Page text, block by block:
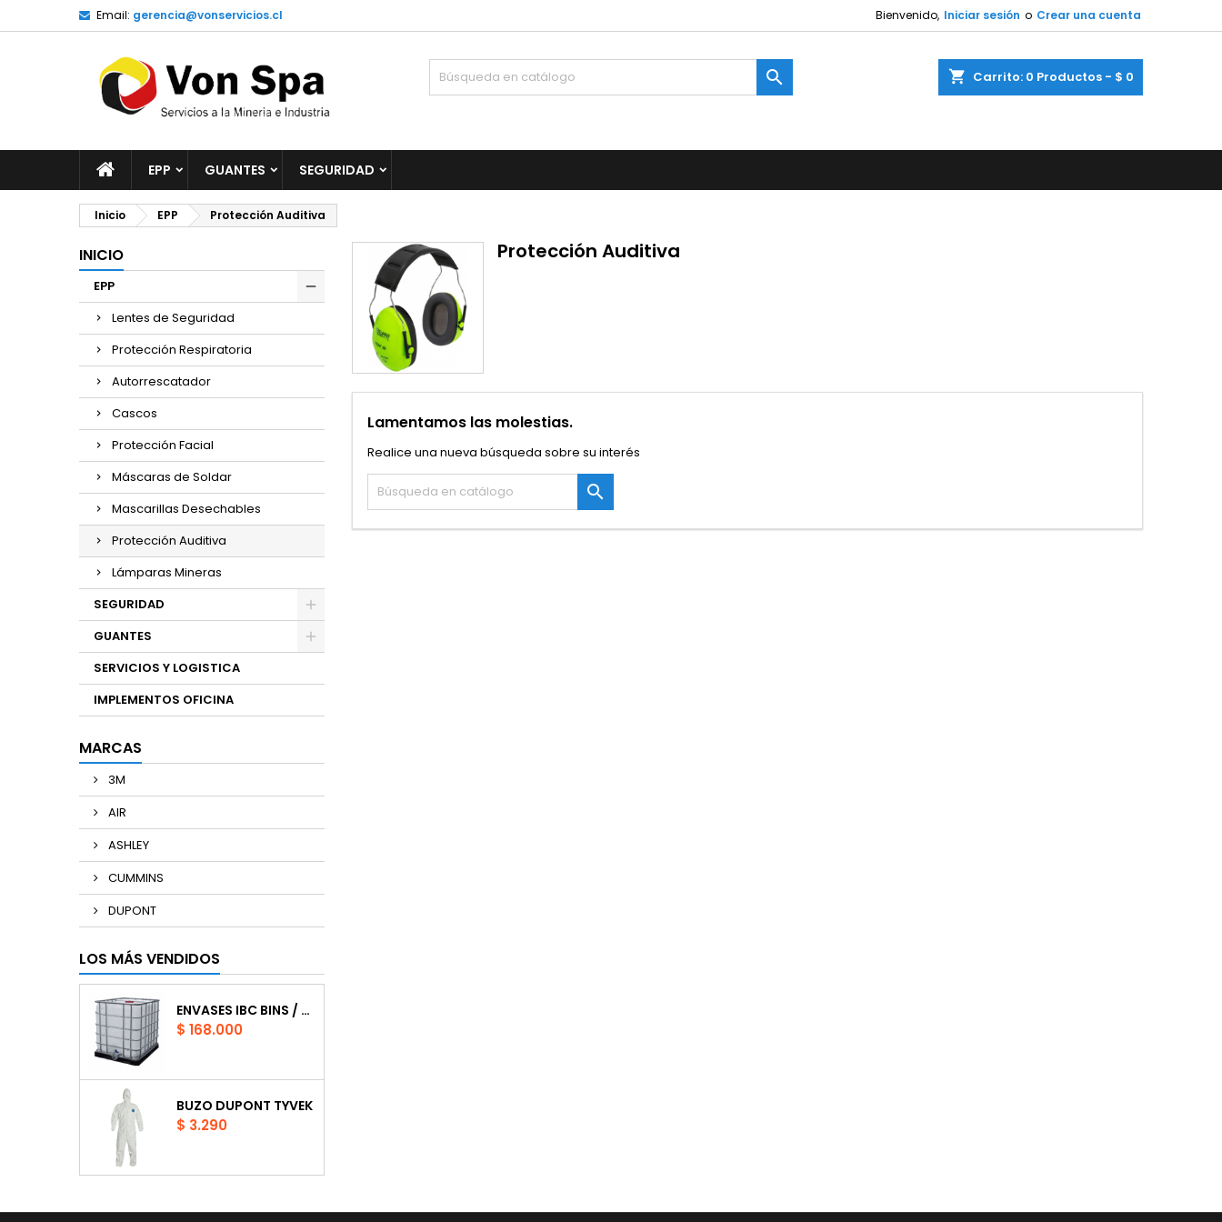
Email: gerencia@vonservicios.cl Bienvenido, Iniciar sesión o Crear una cuenta
shopping_cart Carrito: 0 Productos - $ 0

EPP GUANTES SEGURIDAD
Inicio EPP Protección Auditiva
INICIO
EPP
Lentes de Seguridad
Protección Respiratoria
Autorrescatador
Cascos
Protección Facial
Máscaras de Soldar
Mascarillas Desechables
Protección Auditiva
Lámparas Mineras
SEGURIDAD
GUANTES
SERVICIOS Y LOGISTICA
IMPLEMENTOS OFICINA
MARCAS
3M
AIR
ASHLEY
CUMMINS
DUPONT
LOS MÁS VENDIDOS
ENVASES IBC BINS / CAPACIDAD DE 1.000 LTS.
Precio
$ 168.000
BUZO DUPONT TYVEK
Precio
$ 3.290
Protección Auditiva
Lamentamos las molestias.
Realice una nueva búsqueda sobre su interés
